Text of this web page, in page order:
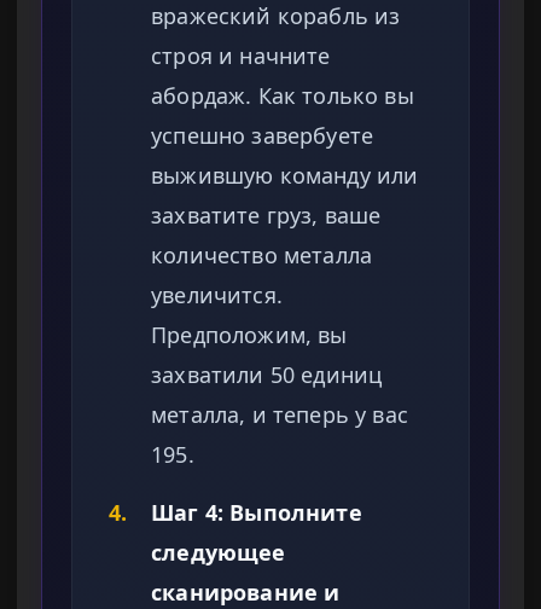
вражеский корабль из
строя и начните
абордаж. Как только вы
успешно завербуете
выжившую команду или
захватите груз, ваше
количество металла
увеличится.
Предположим, вы
захватили 50 единиц
металла, и теперь у вас
195.
4.
Шаг 4: Выполните
следующее
сканирование и